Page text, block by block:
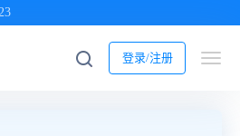
登录/注册